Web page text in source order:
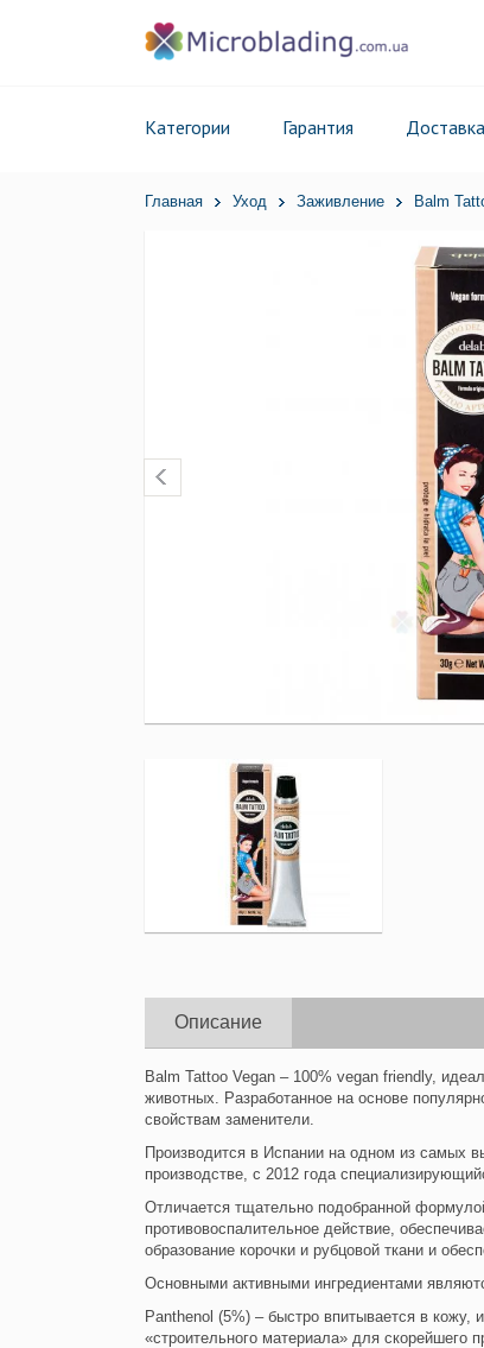
Категории Гарантия Доставка
Главная Уход Заживление Balm
Описание
Balm Tattoo Vegan – 100% vegan friendly,
животных. Разработанное на основе
свойствам заменители.
Производится в Испании на одном из самых
производстве, с 2012 года
Отличается тщательно подобранной
противовоспалительное действие,
образование корочки и рубцовой ткани и
Основными активными ингредиентами
Panthenol (5%) – быстро впитывается в кожу,
«строительного материала» для скорейшего